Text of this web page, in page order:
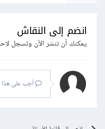
انضم إلى النقاش
يمكنك أن تنشر الآن وتسجل
أجب على هذا